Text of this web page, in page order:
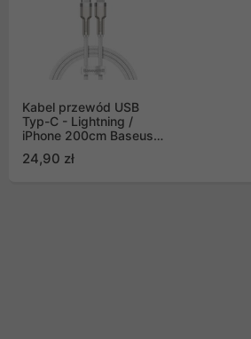
Kabel przewód USB
Typ-C - Lightning /
iPhone 200cm Baseus
(CATLJK-B02)
24,90 zł